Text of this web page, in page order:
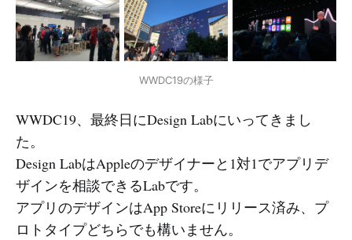
WWDC19の様子
WWDC19、最終日にDesign Labにいってきまし
た。
Design LabはAppleのデザイナーと1対1でアプリデ
ザインを相談できるLabです。
アプリのデザインはApp Storeにリリース済み、プ
ロトタイプどちらでも構いません。